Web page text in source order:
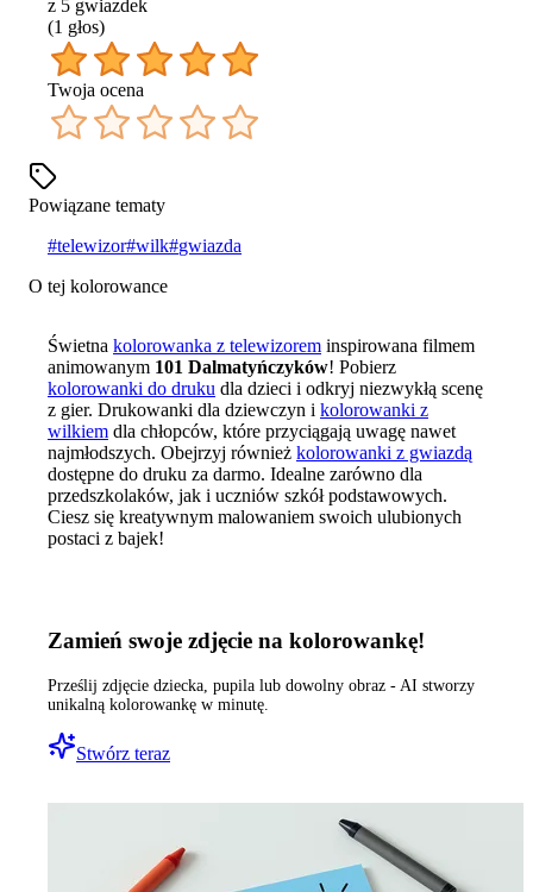
z 5 gwiazdek
(1 głos)
Twoja ocena
Powiązane tematy
#telewizor#wilk#gwiazda
O tej kolorowance
Świetna kolorowanka z telewizorem inspirowana filmem
animowanym 101 Dalmatyńczyków! Pobierz
kolorowanki do druku dla dzieci i odkryj niezwykłą scenę
z gier. Drukowanki dla dziewczyn i kolorowanki z
wilkiem dla chłopców, które przyciągają uwagę nawet
najmłodszych. Obejrzyj również kolorowanki z gwiazdą
dostępne do druku za darmo. Idealne zarówno dla
przedszkolaków, jak i uczniów szkół podstawowych.
Ciesz się kreatywnym malowaniem swoich ulubionych
postaci z bajek!
Zamień swoje zdjęcie na kolorowankę!
Prześlij zdjęcie dziecka, pupila lub dowolny obraz - AI stworzy
unikalną kolorowankę w minutę.
Stwórz teraz